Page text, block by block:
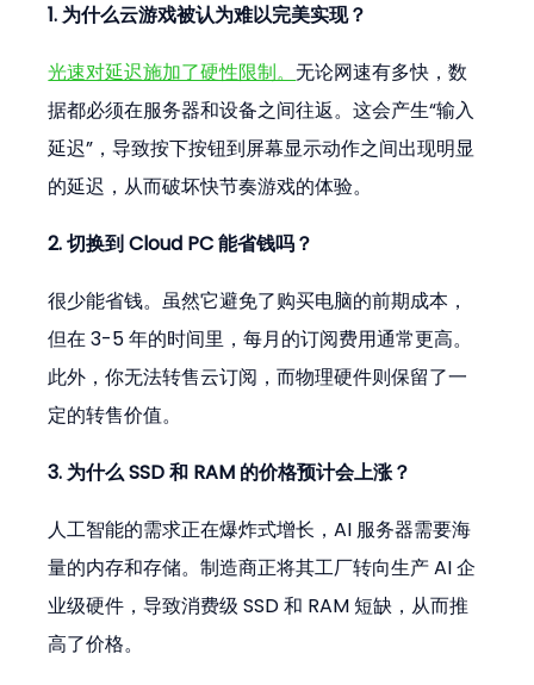
1. 为什么云游戏被认为难以完美实现？
光速对延迟施加了硬性限制。无论网速有多快，数
据都必须在服务器和设备之间往返。这会产生“输入
延迟”，导致按下按钮到屏幕显示动作之间出现明显
的延迟，从而破坏快节奏游戏的体验。
2. 切换到 Cloud PC 能省钱吗？
很少能省钱。虽然它避免了购买电脑的前期成本，
但在 3-5 年的时间里，每月的订阅费用通常更高。
此外，你无法转售云订阅，而物理硬件则保留了一
定的转售价值。
3. 为什么 SSD 和 RAM 的价格预计会上涨？
人工智能的需求正在爆炸式增长，AI 服务器需要海
量的内存和存储。制造商正将其工厂转向生产 AI 企
业级硬件，导致消费级 SSD 和 RAM 短缺，从而推
高了价格。